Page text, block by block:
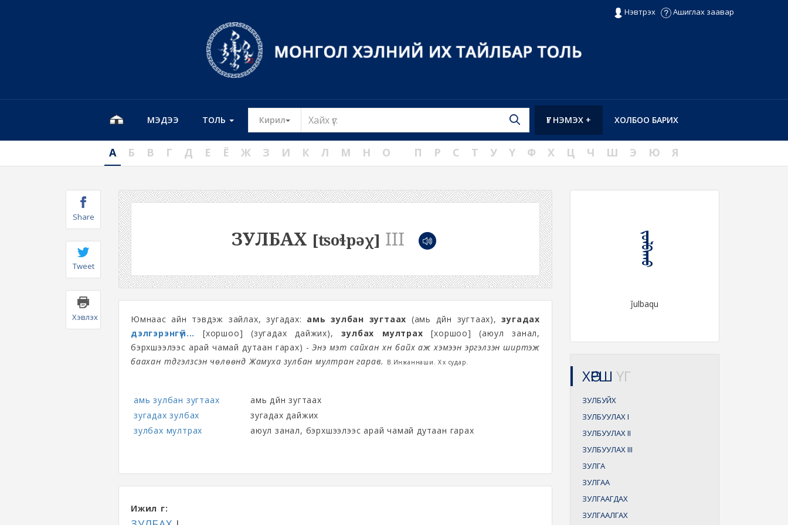
Нэвтрэх Ашиглах заавар
МЭДЭЭ ТОЛЬ Кирил Toggle Dropdown ХОЛБОО БАРИХ
ҮГ НЭМЭХ +
А Б В Г Д Е Ё Ж З И К Л М Н О П Р С Т У Ү Ф Х Ц Ч Ш Э Ю Я
Share
Tweet
Хэвлэх
ЗУЛБАХ [ʦoɬpəχ] III
Юмнаас айн тэвдэж зайлах, зугадах: амь зулбан зугтаах (амь дүйн зугтаах),зугадах
дэлгэрэнгүй...
[хоршоо] (зугадах дайжих),зулбах мултрах [хоршоо] (аюул занал,
бэрхшээлээс арай чамай дутаан гарах) -Энэ мэт сайхан хүн байх аж хэмээн эргэлзэн ширтэж
баахан түдгэлзсэн чөлөөнд Жамуха зулбан мултран гарав.
В.Инжаннаши. Хөх судар.
амь зулбан зугтаах
амь дүйн зугтаах
зугадах зулбах
зугадах дайжих
зулбах мултрах
аюул занал, бэрхшээлээс арай чамай дутаан гарах
Ижил үг:
ᠵᠤᠯᠪᠠᠬᠤ
ǰulbaqu
ХӨРШ ҮГ
ЗУЛБУЙХ
ЗУЛБУУЛАХI
ЗУЛБУУЛАХII
ЗУЛБУУЛАХIII
ЗУЛГА
ЗУЛГАА
ЗУЛГААГДАХ
ЗУЛГААЛГАХ